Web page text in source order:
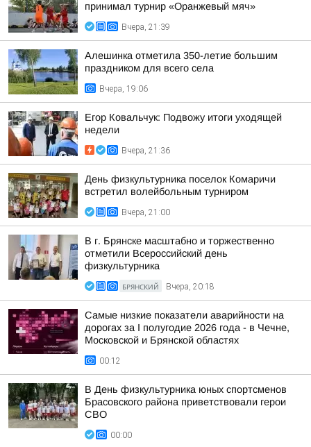
принимал турнир «Оранжевый мяч»
Вчера, 21:39
Алешинка отметила 350-летие большим
праздником для всего села
Вчера, 19:06
Егор Ковальчук: Подвожу итоги уходящей
недели
Вчера, 21:36
День физкультурника поселок Комаричи
встретил волейбольным турниром
Вчера, 21:00
В г. Брянске масштабно и торжественно
отметили Всероссийский день
физкультурника
БРЯНСКИЙ Вчера, 20:18
Самые низкие показатели аварийности на
дорогах за I полугодие 2026 года - в Чечне,
Московской и Брянской областях
00:12
В День физкультурника юных спортсменов
Брасовского района приветствовали герои
СВО
00:00